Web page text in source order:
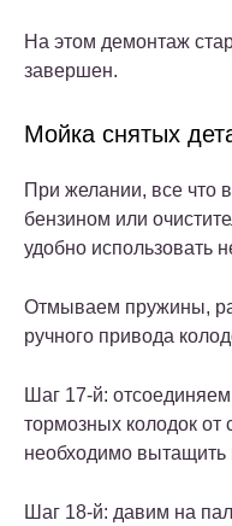
На этом демонтаж
завершен.
Мойка снятых
При желании, все что
бензином или
удобно использовать
Отмываем пружины,
ручного привода
Шаг 17-й:
тормозных колодок от
необходимо вытащить
Шаг 18-й: давим на